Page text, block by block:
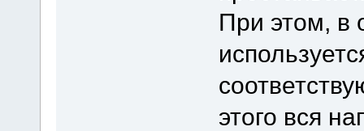
При этом, в
этого вся